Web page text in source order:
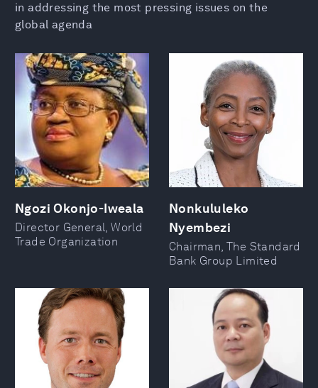
in addressing the most pressing issues on the
global agenda
Ngozi Okonjo-Iweala
Director General, World
Trade Organization
Nonkululeko
Nyembezi
Chairman, The Standard
Bank Group Limited